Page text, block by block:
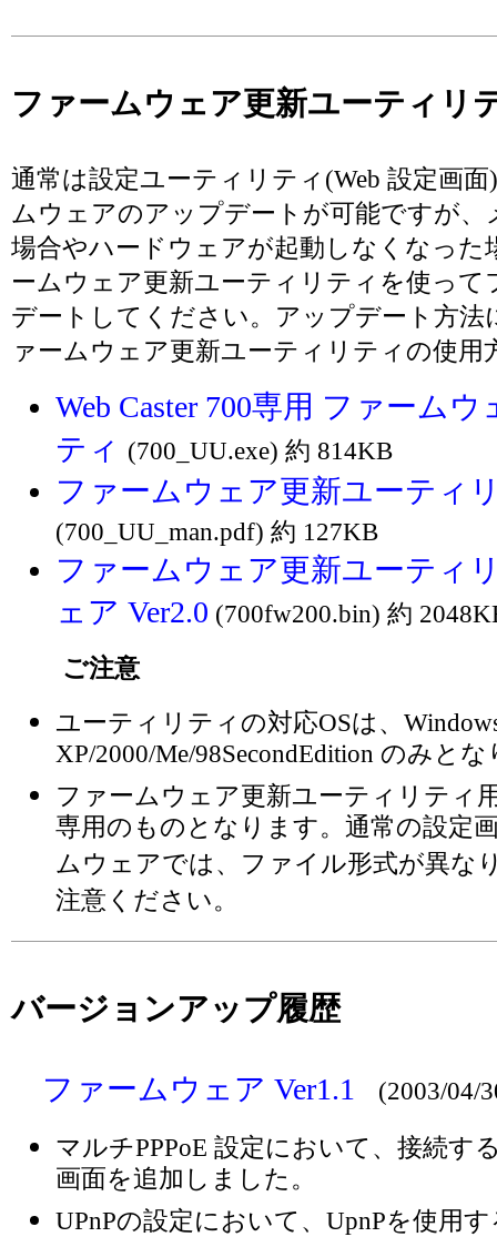
ファームウェア更新ユーティリ
通常は設定ユーティリティ(Web 設定画
ムウェアのアップデートが可能ですが
場合やハードウェアが起動しなくなった
ームウェア更新ユーティリティを使っ
デートしてください。アップデート方法
ァームウェア更新ユーティリティの使用
Web Caster 700専用 ファーム
ティ (700_UU.exe) 約 814KB
ファームウェア更新ユーティ
(700_UU_man.pdf) 約 127KB
ファームウェア更新ユーティ
ェア Ver2.0 (700fw200.bin) 約
ご注意
ユーティリティの対応OSは、
XP/2000/Me/98SecondEdition のみと
ファームウェア更新ユーティリティ
専用のものとなります。通常の設定
ムウェアでは、ファイル形式が異な
注意ください。
バージョンアップ履歴
ファームウェア Ver1.1 (2003/
マルチPPPoE 設定において、接続す
画面を追加しました。
UPnPの設定において、UpnPを使用